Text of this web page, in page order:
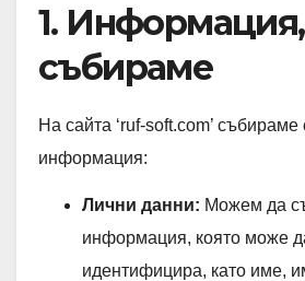
1.
събираме
На сайта ‘ruf-soft.com’
информация:
Лични данни: Можем да
информация, която може
идентифицира, като име,